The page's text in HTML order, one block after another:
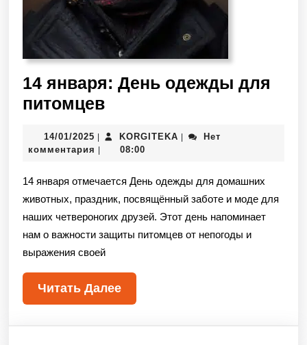
14 января: День одежды для
питомцев
14/01/2025 KORGITEKA
Нет
комментария
08:00
14 января отмечается День одежды для домашних
животных, праздник, посвящённый заботе и моде для
наших четвероногих друзей. Этот день напоминает
нам о важности защиты питомцев от непогоды и
выражения своей
Читать Далее